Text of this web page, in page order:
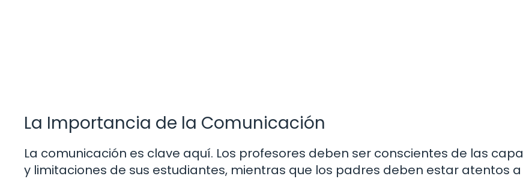
La Importancia de la Comunicación
La comunicación es clave aquí. Los profesores deben ser conscientes de las
y limitaciones de sus estudiantes, mientras que los padres deben estar atentos